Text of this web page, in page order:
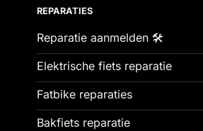
REPARATIES
Reparatie aanmelden 🛠️
Elektrische fiets reparatie
Fatbike reparaties
Bakfiets reparatie